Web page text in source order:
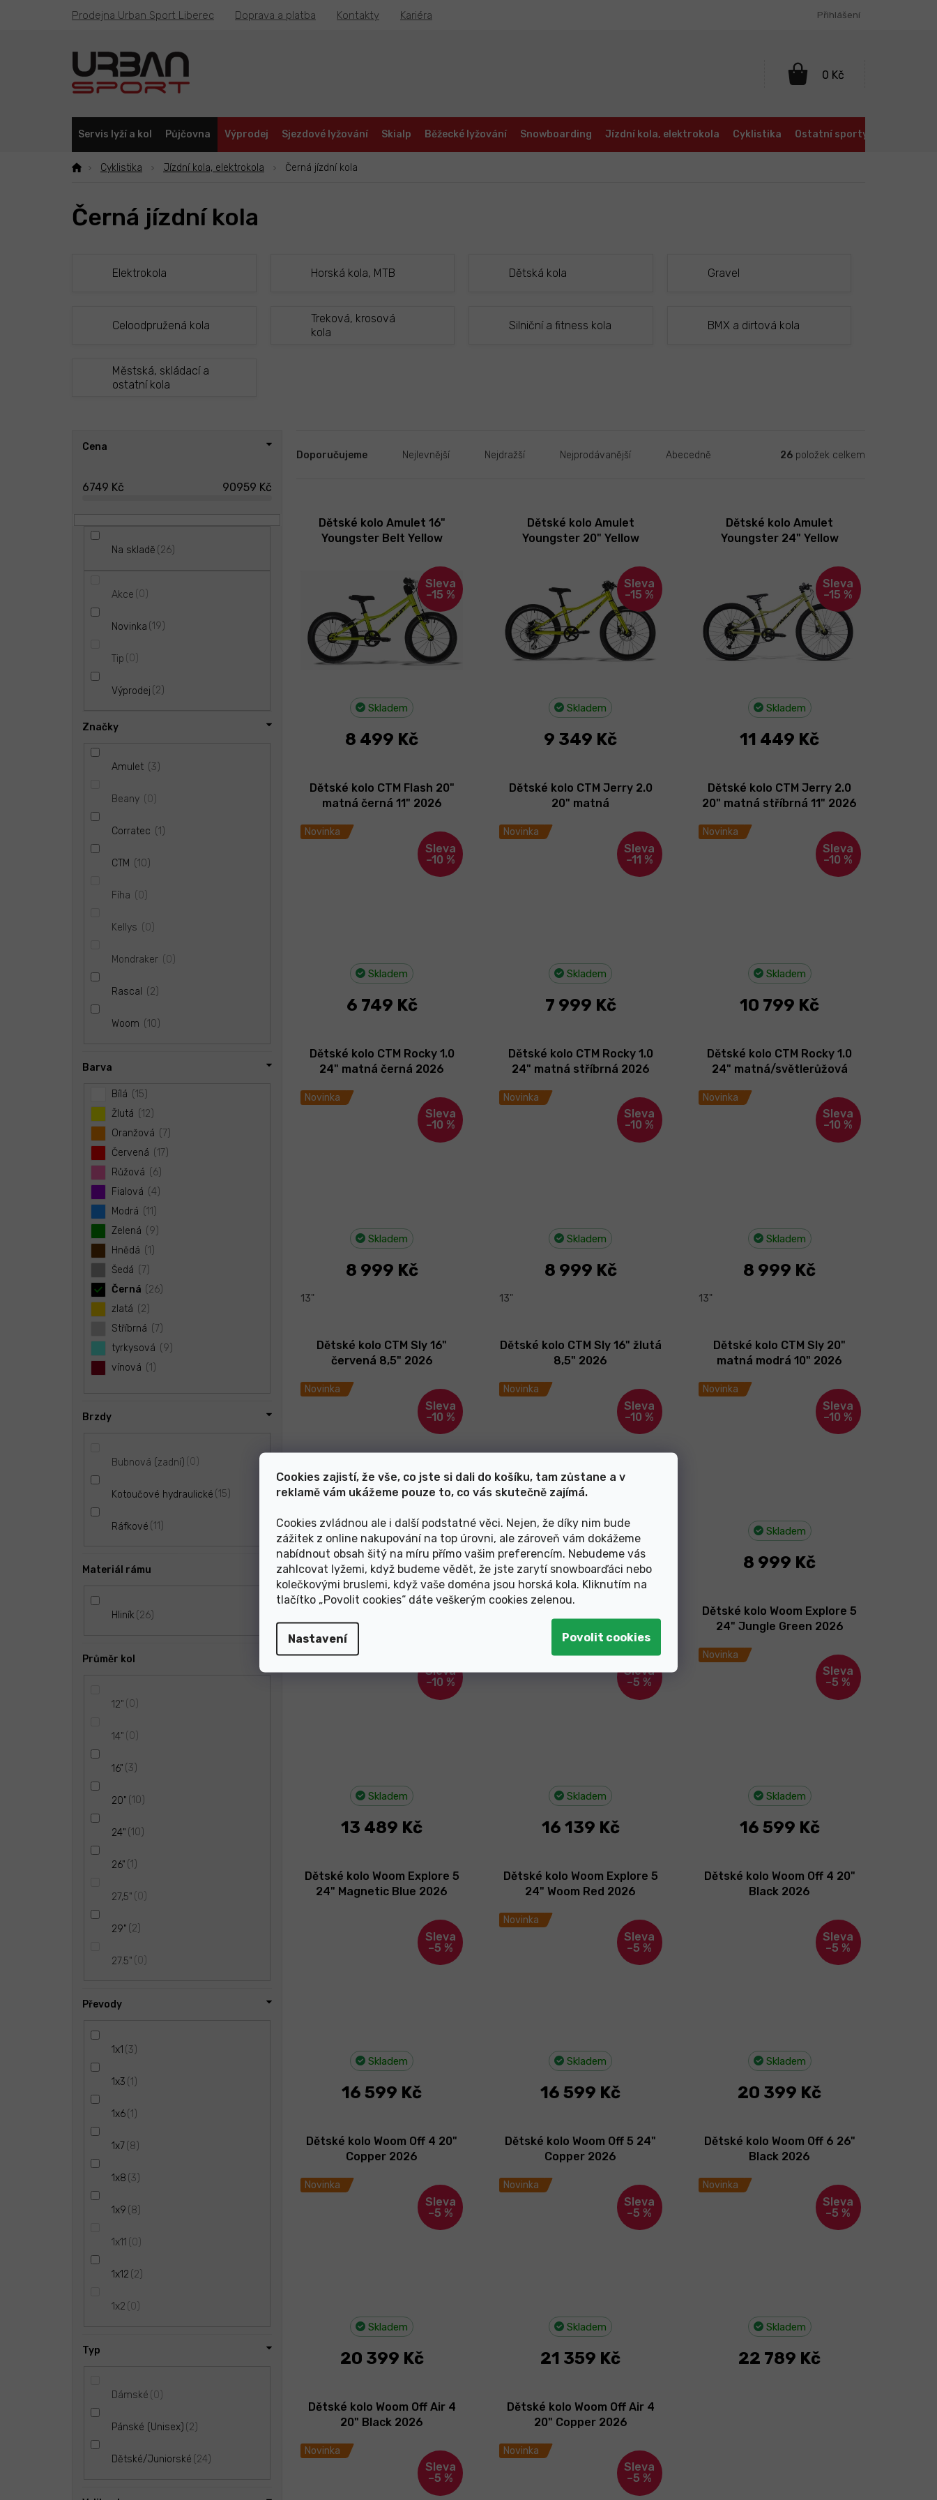
Cookies zajistí, že vše, co jste si dali do košíku, tam zůstane a v
reklamě vám ukážeme pouze to, co vás skutečně zajímá.
Cookies zvládnou ale i další podstatné věci. Nejen, že díky nim bude
zážitek z online nakupování na top úrovni, ale zároveň vám dokážeme
nabídnout obsah šitý na míru přímo vašim preferencím. Nebudeme vás
zahlcovat lyžemi, když budeme vědět, že jste zarytí snowboarďáci nebo
kolečkovými bruslemi, když vaše doména jsou horská kola. Kliknutím na
tlačítko „Povolit cookies“ dáte veškerým cookies zelenou.
Nastavení
Prodejna Urban Sport Liberec Doprava a platba Kontakty Kariéra Přihlášení
NÁKUPNÍ
Servis lyží a kol Půjčovna Výprodej Sjezdové lyžování Skialp Běžecké lyžování Snowboarding Jízdní kola, elektrokola Cyklistika Ostatní sporty
Cyklistika Jízdní kola, elektrokola Černá jízdní kola
Černá jízdní kola
Elektrokola Horská kola, MTB Dětská kola Gravel
Celoodpružená kola
Treková, krosová
kola
Silniční a fitness kola BMX a dirtová kola
Městská, skládací a
ostatní kola
Cena
6749 Kč 90959 Kč
Na skladě 26
Akce 0
Novinka 19
Tip 0
Výprodej 2
Značky
Amulet 3
Beany 0
Corratec 1
CTM 10
Fíha 0
Kellys 0
Mondraker 0
Rascal 2
Woom 10
Barva
Bílá
15
Žlutá
12
Oranžová
7
Červená
17
Růžová
6
Fialová
4
Modrá
11
Zelená
9
Hnědá
1
Šedá
7
Černá
26
zlatá
2
Stříbrná
7
tyrkysová
9
vínová
1
Brzdy
Bubnová (zadní) 0
Kotoučové hydraulické 15
Ráfkové 11
Materiál rámu
Hliník 26
Průměr kol
12" 0
14" 0
16" 3
20" 10
24" 10
26" 1
27,5" 0
29" 2
27.5" 0
Převody
1x1 3
1x3 1
1x6 1
1x7 8
1x8 3
1x9 8
1x11 0
1x12 2
1x2 0
Typ
Dámské 0
Pánské (Unisex) 2
Dětské/Juniorské 24
aDoporučujeme Nejlevnější Nejdražší Nejprodávanější Abecedně 26 položek celkem
–15 %
Dětské kolo Amulet 16"
Youngster Belt Yellow
Skladem
8 499 Kč
–15 %
Dětské kolo Amulet
Youngster 20" Yellow
Skladem
9 349 Kč
–15 %
Dětské kolo Amulet
Youngster 24" Yellow
Skladem
11 449 Kč
Novinka
–10 %
Dětské kolo CTM Flash 20"
matná černá 11" 2026
Skladem
6 749 Kč
Novinka
–11 %
Dětské kolo CTM Jerry 2.0
20" matná
Skladem
7 999 Kč
Novinka
–10 %
Dětské kolo CTM Jerry 2.0
20" matná stříbrná 11" 2026
Skladem
10 799 Kč
Novinka
–10 %
Dětské kolo CTM Rocky 1.0
24" matná černá 2026
Skladem
8 999 Kč
13"
Novinka
–10 %
Dětské kolo CTM Rocky 1.0
24" matná stříbrná 2026
Skladem
8 999 Kč
13"
Novinka
–10 %
Dětské kolo CTM Rocky 1.0
24" matná/světlerůžová
Skladem
8 999 Kč
13"
Novinka
–10 %
Dětské kolo CTM Sly 16"
červená 8,5" 2026
Skladem
7 499 Kč
Novinka
–10 %
Dětské kolo CTM Sly 16" žlutá
8,5" 2026
Skladem
7 499 Kč
Novinka
–10 %
Dětské kolo CTM Sly 20"
matná modrá 10" 2026
Skladem
8 999 Kč
Novinka
–10 %
20" 2026
Skladem
13 489 Kč
–5 %
Skladem
16 139 Kč
Novinka
–5 %
Dětské kolo Woom Explore 5
24" Jungle Green 2026
Skladem
16 599 Kč
–5 %
Dětské kolo Woom Explore 5
24" Magnetic Blue 2026
Skladem
16 599 Kč
Novinka
–5 %
Dětské kolo Woom Explore 5
24" Woom Red 2026
Skladem
16 599 Kč
–5 %
Dětské kolo Woom Off 4 20"
Black 2026
Skladem
20 399 Kč
Novinka
–5 %
Dětské kolo Woom Off 4 20"
Copper 2026
Skladem
20 399 Kč
Novinka
–5 %
Dětské kolo Woom Off 5 24"
Copper 2026
Skladem
21 359 Kč
Novinka
–5 %
Dětské kolo Woom Off 6 26"
Black 2026
Skladem
22 789 Kč
Novinka
–5 %
Dětské kolo Woom Off Air 4
20" Black 2026
Novinka
–5 %
Dětské kolo Woom Off Air 4
20" Copper 2026